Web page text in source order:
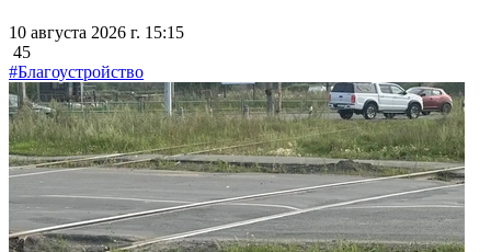
10 августа 2026 г. 15:15
45
#Благоустройство